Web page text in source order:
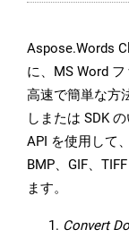
Aspose.Words
に、MS Word
高速で簡単な方
しまたは SDK
API を使用して
BMP、GIF、
ます。
Convert